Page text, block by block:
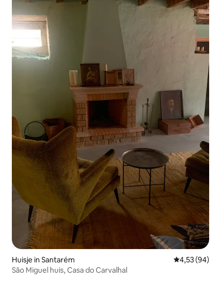
Huisje in Santarém Gemiddelde
4,53 (94)
São Miguel huis, Casa do Carvalhal